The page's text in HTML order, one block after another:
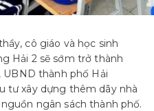
cô giáo và học sinh
Hải 2 sẽ sớm trở thành
UBND thành phố Hải
tư xây dựng thêm dãy nhà
ngân sách thành phố.